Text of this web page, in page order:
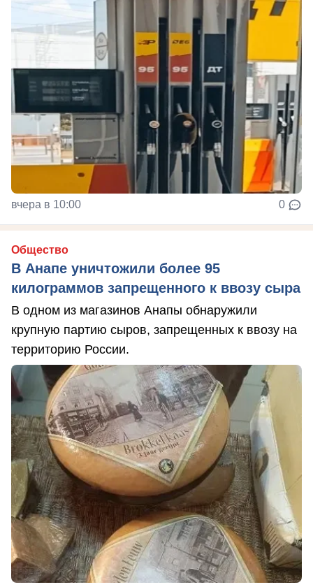
вчера в 10:00 0
Общество
В Анапе уничтожили более 95
килограммов запрещенного к ввозу сыра
В одном из магазинов Анапы обнаружили
крупную партию сыров, запрещенных к ввозу на
территорию России.